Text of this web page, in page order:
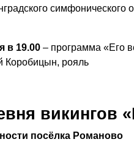
симфонического
в 19.00– программа «Его
Коробицын, рояль
викингов
посёлка Романово